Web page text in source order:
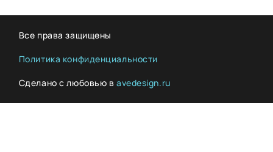
ОНЛАЙН-ПРОДАЖА
ВОПРОС-ОТВЕТ
КОНТАКТЫ
Все права защищены
Политика конфиденциальности
Сделано с любовью в avedesign.ru